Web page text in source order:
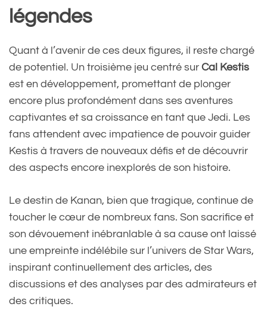
légendes
Quant à l’avenir de ces deux figures, il reste chargé
de potentiel. Un troisième jeu centré sur Cal Kestis
est en développement, promettant de plonger
encore plus profondément dans ses aventures
captivantes et sa croissance en tant que Jedi. Les
fans attendent avec impatience de pouvoir guider
Kestis à travers de nouveaux défis et de découvrir
des aspects encore inexplorés de son histoire.
Le destin de Kanan, bien que tragique, continue de
toucher le cœur de nombreux fans. Son sacrifice et
son dévouement inébranlable à sa cause ont laissé
une empreinte indélébile sur l’univers de Star Wars,
inspirant continuellement des articles, des
discussions et des analyses par des admirateurs et
des critiques.